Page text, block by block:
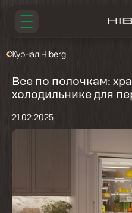
Журнал Hiberg
Все по полочкам:
холодильнике для
21.02.2025